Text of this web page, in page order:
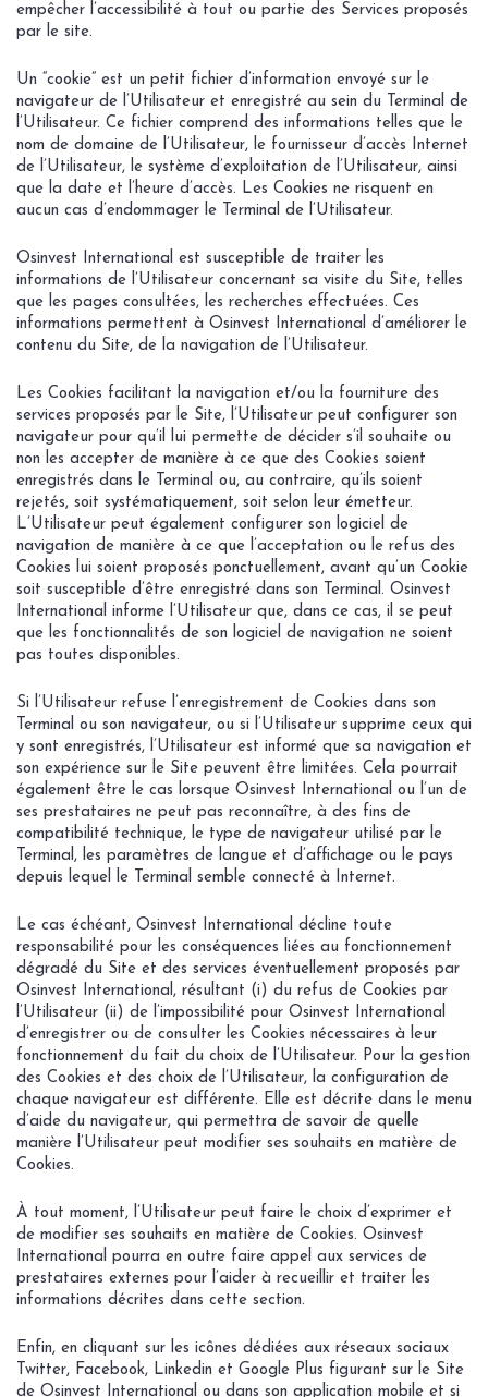
empêcher l’accessibilité à tout ou partie des Services proposés
par le site.
Un “cookie” est un petit fichier d’information envoyé sur le
navigateur de l’Utilisateur et enregistré au sein du Terminal de
l’Utilisateur. Ce fichier comprend des informations telles que le
nom de domaine de l’Utilisateur, le fournisseur d’accès Internet
de l’Utilisateur, le système d’exploitation de l’Utilisateur, ainsi
que la date et l’heure d’accès. Les Cookies ne risquent en
aucun cas d’endommager le Terminal de l’Utilisateur.
Osinvest International est susceptible de traiter les
informations de l’Utilisateur concernant sa visite du Site, telles
que les pages consultées, les recherches effectuées. Ces
informations permettent à Osinvest International d’améliorer le
contenu du Site, de la navigation de l’Utilisateur.
Les Cookies facilitant la navigation et/ou la fourniture des
services proposés par le Site, l’Utilisateur peut configurer son
navigateur pour qu’il lui permette de décider s’il souhaite ou
non les accepter de manière à ce que des Cookies soient
enregistrés dans le Terminal ou, au contraire, qu’ils soient
rejetés, soit systématiquement, soit selon leur émetteur.
L’Utilisateur peut également configurer son logiciel de
navigation de manière à ce que l’acceptation ou le refus des
Cookies lui soient proposés ponctuellement, avant qu’un Cookie
soit susceptible d’être enregistré dans son Terminal. Osinvest
International informe l’Utilisateur que, dans ce cas, il se peut
que les fonctionnalités de son logiciel de navigation ne soient
pas toutes disponibles.
Si l’Utilisateur refuse l’enregistrement de Cookies dans son
Terminal ou son navigateur, ou si l’Utilisateur supprime ceux qui
y sont enregistrés, l’Utilisateur est informé que sa navigation et
son expérience sur le Site peuvent être limitées. Cela pourrait
également être le cas lorsque Osinvest International ou l’un de
ses prestataires ne peut pas reconnaître, à des fins de
compatibilité technique, le type de navigateur utilisé par le
Terminal, les paramètres de langue et d’affichage ou le pays
depuis lequel le Terminal semble connecté à Internet.
Le cas échéant, Osinvest International décline toute
responsabilité pour les conséquences liées au fonctionnement
dégradé du Site et des services éventuellement proposés par
Osinvest International, résultant (i) du refus de Cookies par
l’Utilisateur (ii) de l’impossibilité pour Osinvest International
d’enregistrer ou de consulter les Cookies nécessaires à leur
fonctionnement du fait du choix de l’Utilisateur. Pour la gestion
des Cookies et des choix de l’Utilisateur, la configuration de
chaque navigateur est différente. Elle est décrite dans le menu
d’aide du navigateur, qui permettra de savoir de quelle
manière l’Utilisateur peut modifier ses souhaits en matière de
Cookies.
À tout moment, l’Utilisateur peut faire le choix d’exprimer et
de modifier ses souhaits en matière de Cookies. Osinvest
International pourra en outre faire appel aux services de
prestataires externes pour l’aider à recueillir et traiter les
informations décrites dans cette section.
Enfin, en cliquant sur les icônes dédiées aux réseaux sociaux
Twitter, Facebook, Linkedin et Google Plus figurant sur le Site
de Osinvest International ou dans son application mobile et si